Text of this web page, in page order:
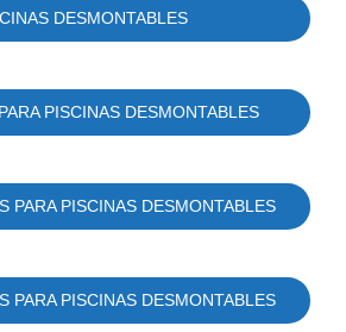
DESMONTABLES
PISCINAS DESMONTABLES
PARA PISCINAS DESMONTABLES
PARA PISCINAS DESMONTABLES